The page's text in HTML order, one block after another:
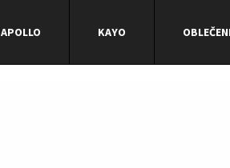
APOLLO KAYO